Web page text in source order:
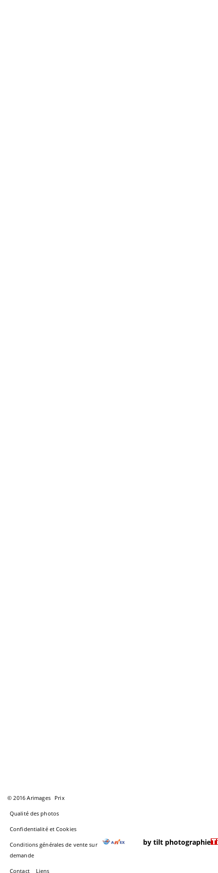
© 2016 Arimages Prix
Qualité des photos
Confidentialité et Cookies
Conditions générales de vente sur
demande
Contact Liens
by tilt photographie